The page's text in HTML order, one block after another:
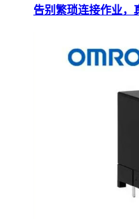
告别繁琐连接作业，